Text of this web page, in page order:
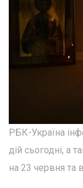
РБК-Україна
дій сьогодні, а
на 23 червня та